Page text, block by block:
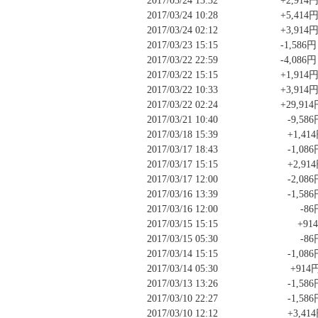
2017/03/24 10:28 +5,414円
2017/03/24 02:12 +3,914円
2017/03/23 15:15 -1,586円
2017/03/22 22:59 -4,086円
2017/03/22 15:15 +1,914円
2017/03/22 10:33 +3,914円
2017/03/22 02:24 +29,914
2017/03/21 10:40 -9,586
2017/03/18 15:39 +1,414
2017/03/17 18:43 -1,086
2017/03/17 15:15 +2,914
2017/03/17 12:00 -2,086
2017/03/16 13:39 -1,586
2017/03/16 12:00 -86
2017/03/15 15:15 +914
2017/03/15 05:30 -86
2017/03/14 15:15 -1,086
2017/03/14 05:30 +914
2017/03/13 13:26 -1,586
2017/03/10 22:27 -1,586
2017/03/10 12:12 +3,414